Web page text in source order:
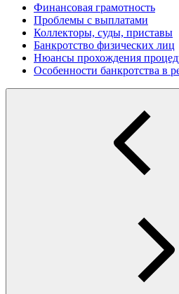
Финансовая грамотность
Проблемы с выплатами
Коллекторы, суды, приставы
Банкротство физических лиц
Нюансы прохождения
Особенности банкротства в